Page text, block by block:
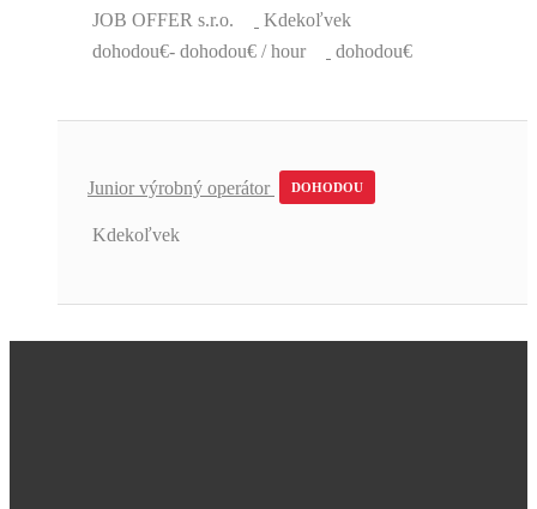
JOB OFFER s.r.o.
Kdekoľvek
dohodou€- dohodou€ / hour
dohodou€
Junior výrobný operátor DOHODOU
Kdekoľvek